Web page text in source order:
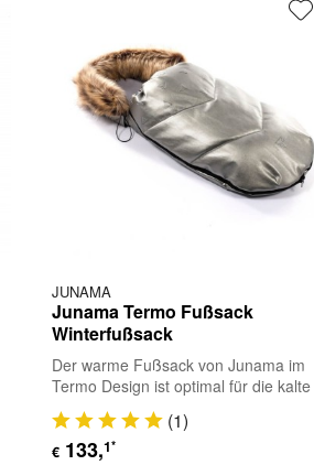
JUNAMA
Junama Termo Fußsack
Winterfußsack
Der warme Fußsack von Junama im
Termo Design ist optimal für die kalte
Jahreszeit. Ob Wind, Regen oder
Schnee, der...
(1)
€ 133,1*